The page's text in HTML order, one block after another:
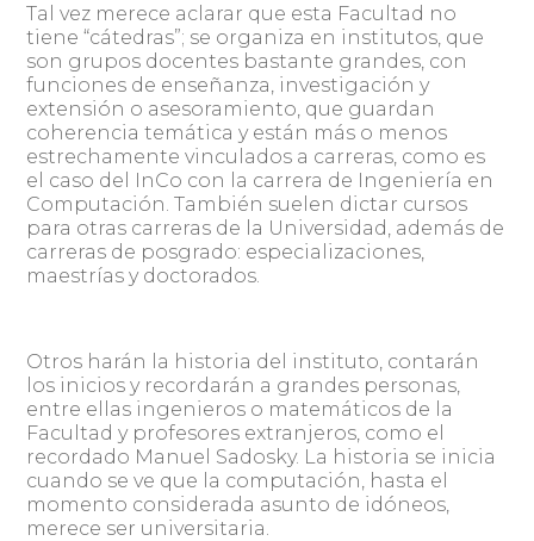
Tal vez merece aclarar que esta Facultad no
tiene “cátedras”; se organiza en institutos, que
son grupos docentes bastante grandes, con
funciones de enseñanza, investigación y
extensión o asesoramiento, que guardan
coherencia temática y están más o menos
estrechamente vinculados a carreras, como es
el caso del InCo con la carrera de Ingeniería en
Computación. También suelen dictar cursos
para otras carreras de la Universidad, además de
carreras de posgrado: especializaciones,
maestrías y doctorados.
Otros harán la historia del instituto, contarán
los inicios y recordarán a grandes personas,
entre ellas ingenieros o matemáticos de la
Facultad y profesores extranjeros, como el
recordado Manuel Sadosky. La historia se inicia
cuando se ve que la computación, hasta el
momento considerada asunto de idóneos,
merece ser universitaria.